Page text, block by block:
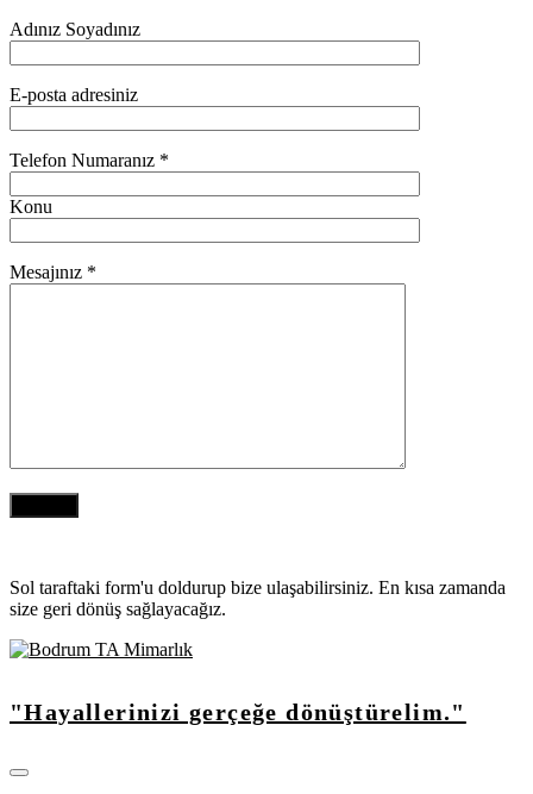
Adınız Soyadınız
E-posta adresiniz
Telefon Numaranız *
Konu
Mesajınız *
Sol taraftaki form'u doldurup bize ulaşabilirsiniz. En kısa zamanda
size geri dönüş sağlayacağız.
"Hayallerinizi gerçeğe dönüştürelim."